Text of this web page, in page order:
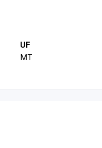
UF
MT